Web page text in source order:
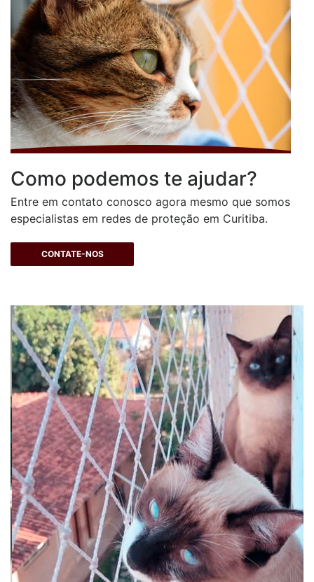
Como podemos te ajudar?
Entre em contato conosco agora mesmo que somos
especialistas em redes de proteção em Curitiba.
CONTATE-NOS